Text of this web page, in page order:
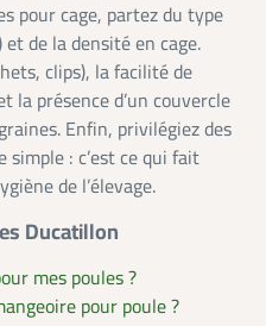
pour cage, partez du type
et de la densité en cage.
clips), la facilité de
la présence d’un couvercle
Enfin, privilégiez des
: c’est ce qui fait
de l’élevage.
Ducatillon
mes poules ?
pour poule ?